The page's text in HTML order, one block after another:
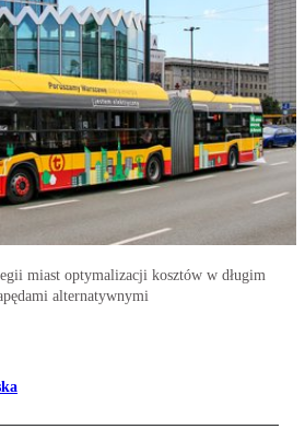
miast optymalizacji kosztów w długim
alternatywnymi